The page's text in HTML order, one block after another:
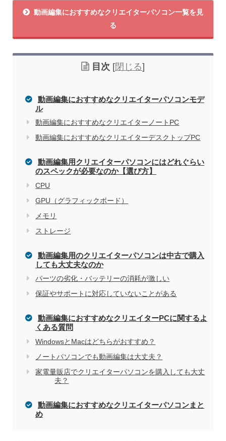
動画編集におすすめなクリエイターパソコン一覧を見
る
目次 [閉じる]
動画編集におすすめなクリエイターパソコンモデ
ル
動画編集におすすめなクリエイターノートPC
動画編集におすすめなクリエイターデスクトップPC
動画編集用クリエイターパソコンにはどれぐらい
のスペックが必要なのか【選び方】
CPU
GPU（グラフィックボード）
メモリ
ストレージ
動画編集用のクリエイターパソコンは中古で購入
しても大丈夫なのか
パーツの劣化・バッテリーの消耗が激しい
保証やサポートに対応していないことがある
動画編集におすすめなクリエイターPCに関するよ
くある質問
WindowsとMacはどちらがおすすめ？
ノートパソコンでも動画編集は大丈夫？
家電量販店でクリエイターパソコンを購入しても大丈
夫？
動画編集におすすめなクリエイターパソコンまと
め